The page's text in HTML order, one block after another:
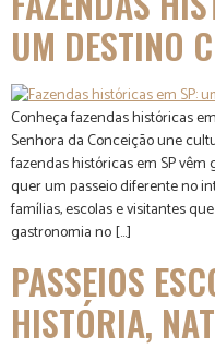
UM DESTINO
Conheça fazendas históricas
Senhora da Conceição une
fazendas históricas em SP
quer um passeio diferente no
famílias, escolas e visitantes
gastronomia no […]
PASSEIOS
HISTÓRIA,